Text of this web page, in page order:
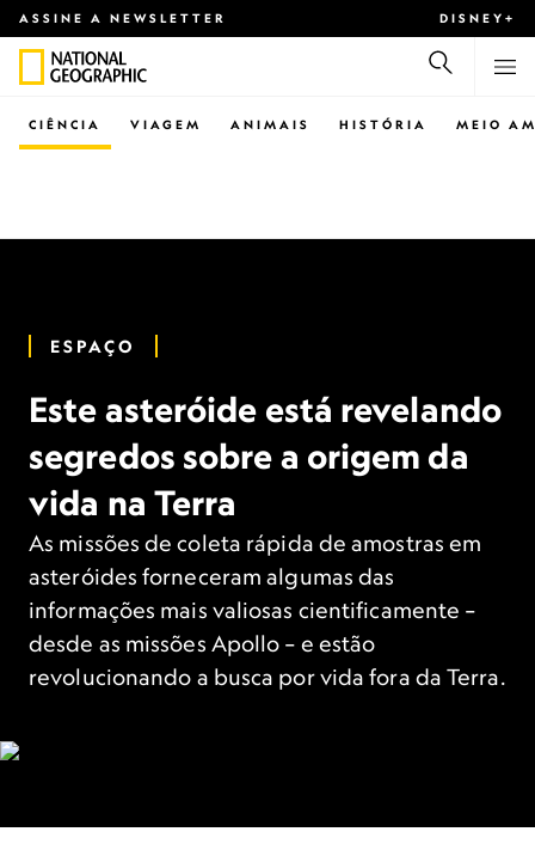
ASSINE A NEWSLETTER DISNEY+
CIÊNCIA VIAGEM ANIMAIS HISTÓRIA MEIO
ESPAÇO
Este asteróide está revelando
segredos sobre a origem da
vida na Terra
As missões de coleta rápida de amostras em
asteróides forneceram algumas das
informações mais valiosas cientificamente –
desde as missões Apollo – e estão
revolucionando a busca por vida fora da Terra.